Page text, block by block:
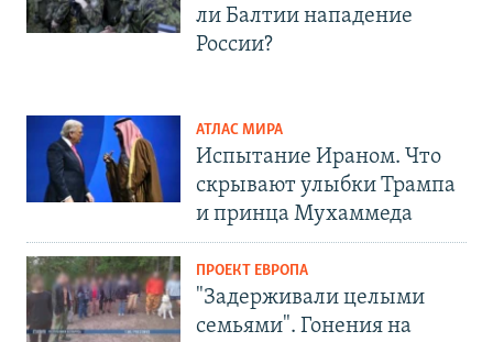
ли Балтии нападение
России?
АТЛАС МИРА
Испытание Ираном. Что
скрывают улыбки Трампа
и принца Мухаммеда
ПРОЕКТ ЕВРОПА
"Задерживали целыми
семьями". Гонения на